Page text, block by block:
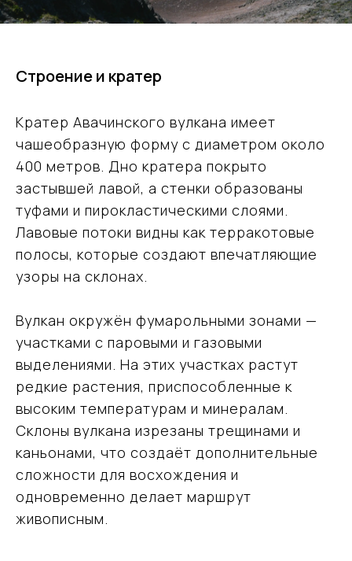
Строение и кратер
Кратер Авачинского вулкана имеет
чашеобразную форму с диаметром около
400 метров. Дно кратера покрыто
застывшей лавой, а стенки образованы
туфами и пирокластическими слоями.
Лавовые потоки видны как терракотовые
полосы, которые создают впечатляющие
узоры на склонах.
Вулкан окружён фумарольными зонами —
участками с паровыми и газовыми
выделениями. На этих участках растут
редкие растения, приспособленные к
высоким температурам и минералам.
Склоны вулкана изрезаны трещинами и
каньонами, что создаёт дополнительные
сложности для восхождения и
одновременно делает маршрут
живописным.